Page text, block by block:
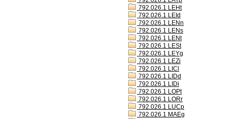
792.026.1 LEHt
792.026.1 LEId
792.026.1 LENn
792.026.1 LENs
792.026.1 LENt
792.026.1 LESt
792.026.1 LEYg
792.026.1 LEZi
792.026.1 LICl
792.026.1 LIDd
792.026.1 LIDi
792.026.1 LOPt
792.026.1 LORr
792.026.1 LUCp
792.026.1 MAEg